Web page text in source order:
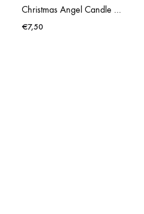
Christmas Angel Candle Holder Dark
€7,50